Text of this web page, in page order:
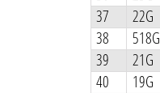
37
22G
38
518G
39
21G
40
19G